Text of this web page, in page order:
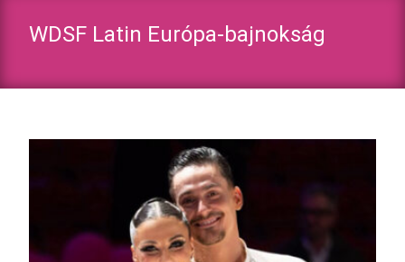
WDSF Latin Európa-bajnokság